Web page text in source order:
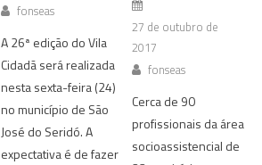
fonseas
A 26ª edição do Vila
Cidadã será realizada
nesta sexta-feira (24)
no município de São
José do Seridó. A
expectativa é de fazer
27 de outubro de
2017
fonseas
Cerca de 90
profissionais da área
socioassistencial de